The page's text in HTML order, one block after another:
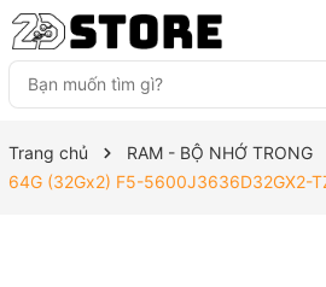
Trang chủ RAM - BỘ NHỚ TRONG
64G (32Gx2) F5-5600J3636D32GX2-